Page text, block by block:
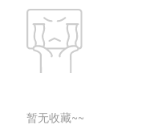
暂无收藏~~